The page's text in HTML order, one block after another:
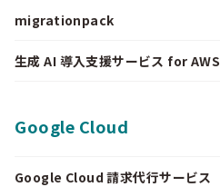
migrationpack
生成 AI 導入支援サービス for AWS
Google Cloud
Google Cloud 請求代行サービス